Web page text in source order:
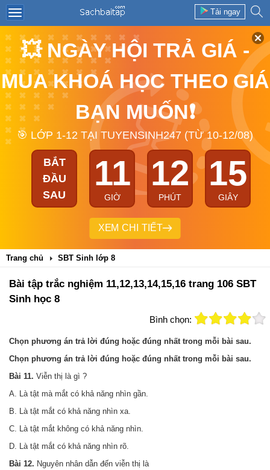
Tải ngay
💥 NGÀY HỘI TRẢ GIÁ -
MUA KHOÁ HỌC THEO GIÁ
BẠN MUỐN❗
🎯 LỚP 1-12 TẠI TUYENSINH247 (TỪ 10-12/08)
BẮT
ĐẦU
SAU
11
GIỜ
12
PHÚT
15
GIÂY
XEM CHI TIẾT
Trang chủ SBT Sinh lớp 8
Bài tập trắc nghiệm 11,12,13,14,15,16 trang 106 SBT
Sinh học 8
Bình chọn:
Chọn phương án trả lời đúng hoặc đúng nhất trong mỗi bài sau.
Chọn phương án trả lời đúng hoặc đúng nhất trong mỗi bài sau.
Bài 11. Viễn thị là gì ?
A. Là tật mà mắt có khả năng nhìn gần.
B. Là tật mắt có khả năng nhìn xa.
C. Là tật mắt không có khả năng nhìn.
D. Là tật mắt có khả năng nhìn rõ.
Bài 12. Nguyên nhân dẫn đến viễn thị là